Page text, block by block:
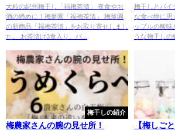
大粒の紀州梅干し「福梅茶漬」 夜食やお
酒の締めに！梅翁園「福梅茶漬」 梅翁園
の新商品「福梅茶漬」をお取り寄せしまし
た。 お茶漬け3食入り、パ...
スパイン梅
梅干しとパイ
な食べ物に思
ップルの酸味
うな梅干しの
梅干しの紹介
梅農家さんの腕の見せ所！
【梅しご